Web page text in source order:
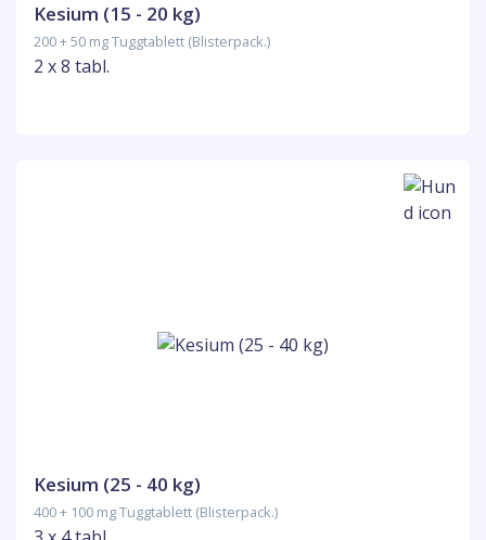
Kesium (15 - 20 kg)
200 + 50 mg Tuggtablett (Blisterpack.)
2 x 8 tabl.
Kesium (25 - 40 kg)
400 + 100 mg Tuggtablett (Blisterpack.)